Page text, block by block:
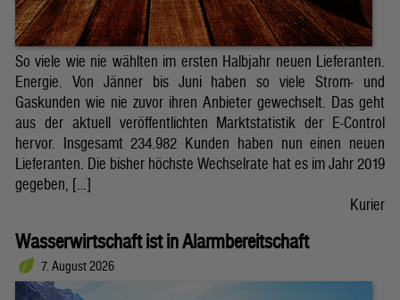
So viele wie nie wählten im ersten Halbjahr neuen Lieferanten.
Energie. Von Jänner bis Juni haben so viele Strom- und
Gaskunden wie nie zuvor ihren Anbieter gewechselt. Das geht
aus der aktuell veröffentlichten Marktstatistik der E-Control
hervor. Insgesamt 234.982 Kunden haben nun einen neuen
Lieferanten. Die bisher höchste Wechselrate hat es im Jahr 2019
gegeben, […]
Kurier
Wasserwirtschaft ist in Alarmbereitschaft
7. August 2026